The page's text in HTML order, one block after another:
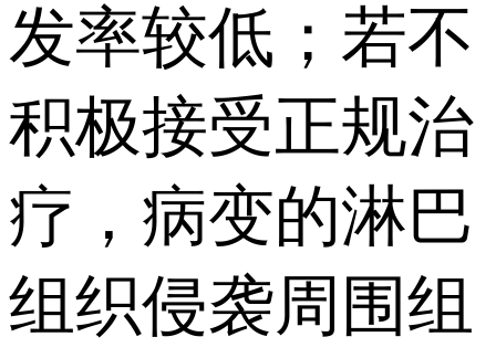
发率较低；若不
积极接受正规治
疗，病变的淋巴
组织侵袭周围组